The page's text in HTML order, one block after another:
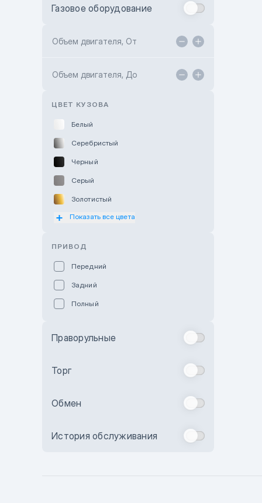
Toyota Kokshetau
Hyundai ShymCity
Газовое оборудование
Объем двигателя, От
Объем двигателя, До
ЦВЕТ КУЗОВА
Белый
Серебристый
Черный
Серый
Золотистый
Оранжевый
Бежевый
Комбинированный
Показать все цвета
ПРИВОД
Передний
Задний
Полный
Праворульные
Торг
Обмен
История обслуживания